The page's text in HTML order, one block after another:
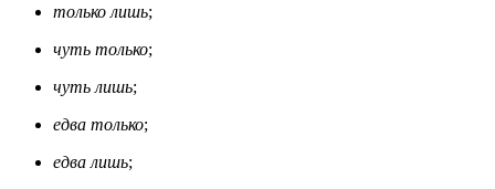
только лишь;
чуть только;
чуть лишь;
едва только;
едва лишь;